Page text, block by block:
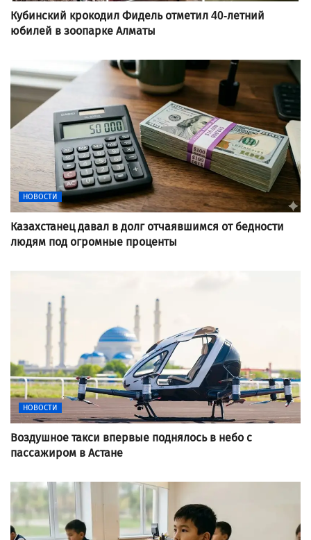
Кубинский крокодил Фидель отметил 40-летний
юбилей в зоопарке Алматы
НОВОСТИ
Казахстанец давал в долг отчаявшимся от бедности
людям под огромные проценты
НОВОСТИ
Воздушное такси впервые поднялось в небо с
пассажиром в Астане